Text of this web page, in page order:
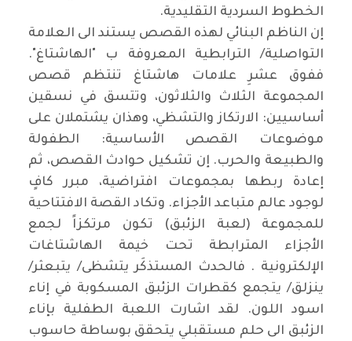
الخطوط السردية التقليدية.
إن الناظم البنائي لهذه القصص يستند الى العلامة
التواصلية/ الترابطية المعروفة ب "الهاشتاغ".
ففوق عشرِ علامات هاشتاغ تنتظم قصص
المجموعة الثلاث والثلاثون، وتتسق في نسقين
أساسيين: الارتكاز والتشظي، وهذان يشتملان على
موضوعات القصص الأساسية: الطفولة
والطبيعة والحرب. إن تشكيل حوادث القصص، ثم
إعادة ربطها بمجموعات افتراضية، مبرر كافٍ
لوجود عالم متباعد الأجزاء. وتكاد القصة الافتتاحية
للمجموعة (لعبة الزئبق) تكون مرتكزاً لجمع
الأجزاء المترابطة تحت خيمة الهاشتاغات
الإلكترونية . فالحدث المستذكَر يتشظى/ يتبعثر/
ينزلق/ يتجمع كقطرات الزئبق المسكوبة في إناء
اسود اللون. لقد اشارت اللعبة الطفلية بإناء
الزئبق الى حلم مستقبلي يتحقق بوساطة حاسوب